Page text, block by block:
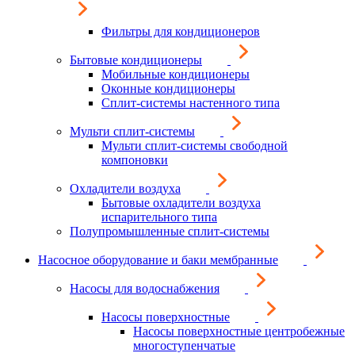
Фильтры для кондиционеров
Бытовые кондиционеры
Мобильные кондиционеры
Оконные кондиционеры
Сплит-системы настенного типа
Мульти сплит-системы
Мульти сплит-системы свободной
компоновки
Охладители воздуха
Бытовые охладители воздуха
испарительного типа
Полупромышленные сплит-системы
Насосное оборудование и баки мембранные
Насосы для водоснабжения
Насосы поверхностные
Насосы поверхностные центробежные
многоступенчатые